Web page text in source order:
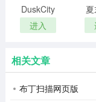
DuskCity
汉化版
进入
相关文章
布丁扫描网页版